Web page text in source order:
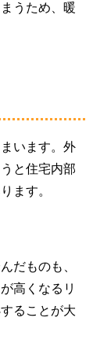
うため、暖
います。外
と住宅内部
ます。
だものも、
高くなるリ
ることが大